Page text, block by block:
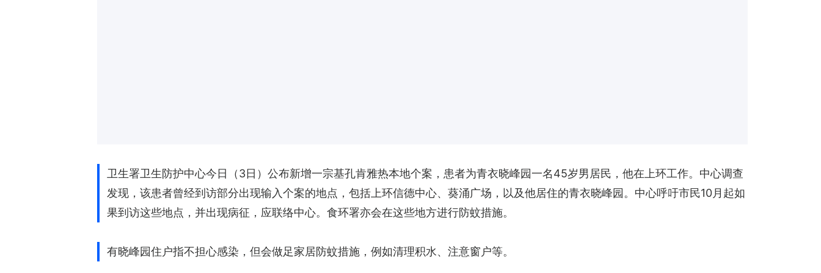
卫生署卫生防护中心今日（3日）公布新增一宗基孔肯雅热本地个案，患者为青衣晓峰园一名45岁男居民，他在上环工作。中心调查
发现，该患者曾经到访部分出现输入个案的地点，包括上环信德中心、葵涌广场，以及他居住的青衣晓峰园。中心呼吁市民10月起如
果到访这些地点，并出现病征，应联络中心。食环署亦会在这些地方进行防蚊措施。
有晓峰园住户指不担心感染，但会做足家居防蚊措施，例如清理积水、注意窗户等。